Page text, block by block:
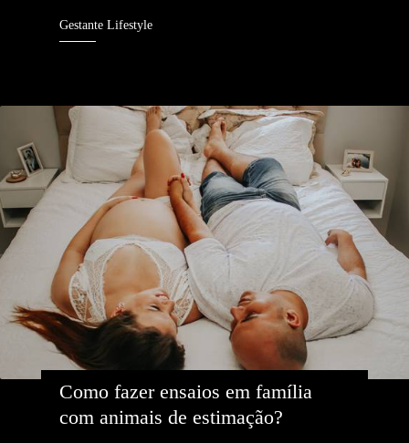
Gestante Lifestyle
Como fazer ensaios em família
com animais de estimação?